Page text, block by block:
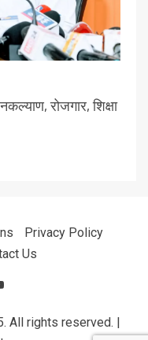
रोजगार, शिक्षा
Privacy Policy
Us
All rights reserved. |